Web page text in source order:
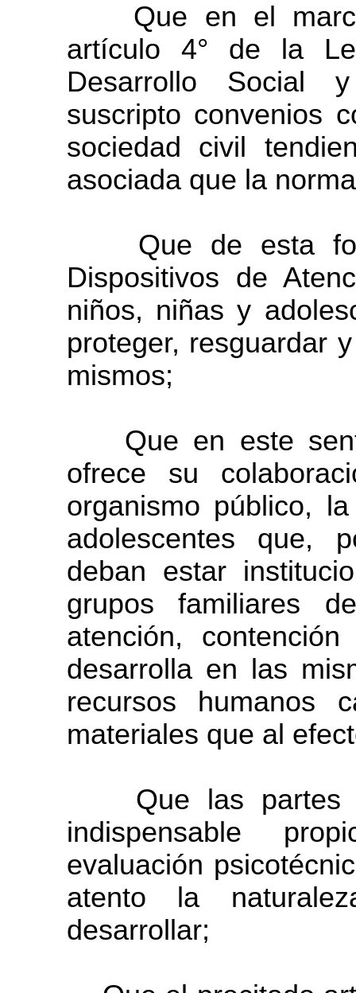
Que en el marco
artículo 4° de la
Desarrollo Social
suscripto convenios
sociedad civil
asociada que la
Que de esta
Dispositivos de
niños, niñas y
proteger, resguardar
mismos;
Que en este
ofrece su
organismo público,
adolescentes que,
deban estar
grupos familiares
atención,
desarrolla en las
recursos humanos
materiales que al
Que las partes
indispensable
evaluación
atento la
desarrollar;